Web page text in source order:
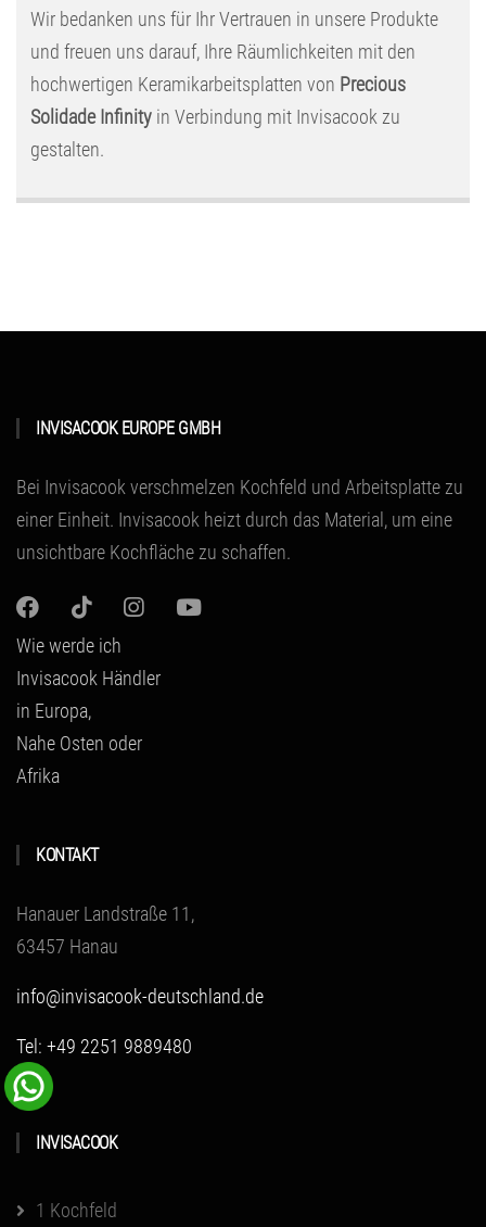
Wir bedanken uns für Ihr Vertrauen in unsere Produkte
und freuen uns darauf, Ihre Räumlichkeiten mit den
hochwertigen Keramikarbeitsplatten von Precious
Solidade Infinityin Verbindung mit Invisacook zu
gestalten.
INVISACOOK EUROPE GMBH
Bei Invisacook verschmelzen Kochfeld und Arbeitsplatte zu
einer Einheit. Invisacook heizt durch das Material , um eine
unsichtbare Kochfläche zu schaffen.
Wie werde ich
Invisacook Händler
in Europa,
Nahe Osten oder
Afrika
KONTAKT
Hanauer Landstraße 11,
63457 Hanau
info@invisacook-deutschland.de
Tel: +49 2251 9889480
INVISACOOK
1 Kochfeld